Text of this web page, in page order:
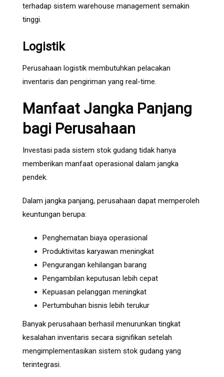
terhadap sistem warehouse management semakin
tinggi.
Logistik
Perusahaan logistik membutuhkan pelacakan
inventaris dan pengiriman yang real-time.
Manfaat Jangka Panjang
bagi Perusahaan
Investasi pada sistem stok gudang tidak hanya
memberikan manfaat operasional dalam jangka
pendek.
Dalam jangka panjang, perusahaan dapat memperoleh
keuntungan berupa:
Penghematan biaya operasional
Produktivitas karyawan meningkat
Pengurangan kehilangan barang
Pengambilan keputusan lebih cepat
Kepuasan pelanggan meningkat
Pertumbuhan bisnis lebih terukur
Banyak perusahaan berhasil menurunkan tingkat
kesalahan inventaris secara signifikan setelah
mengimplementasikan sistem stok gudang yang
terintegrasi.